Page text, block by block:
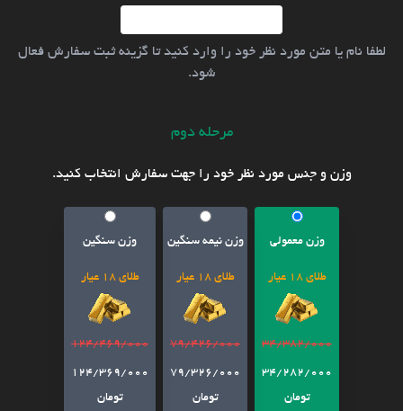
لطفا نام یا متن مورد نظر خود را وارد کنید تا گزینه ثبت سفارش فعال
شود.
مرحله دوم
وزن و جنس مورد نظر خود را جهت سفارش انتخاب کنید.
وزن معمولی
طلای 18 عیار
34/382/000
34/282/000
تومان
وزن نیمه سنگین
طلای 18 عیار
79/426/000
79/326/000
تومان
وزن سنگین
طلای 18 عیار
124/469/000
124/369/000
تومان